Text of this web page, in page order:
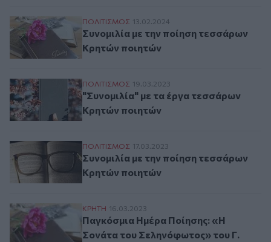
Συνομιλία με την ποίηση τεσσάρων
ΠΟΛΙΤΙΣΜΟΣ 13.02.2024
Συνομιλία με την ποίηση τεσσάρων
Κρητών ποιητών
"Συνομιλία" με τα έργα τεσσάρων Κρητών
ΠΟΛΙΤΙΣΜΟΣ 19.03.2023
"Συνομιλία" με τα έργα τεσσάρων
Κρητών ποιητών
Συνομιλία με την ποίηση τεσσάρων
ΠΟΛΙΤΙΣΜΟΣ 17.03.2023
Συνομιλία με την ποίηση τεσσάρων
Κρητών ποιητών
Παγκόσμια Ημέρα Ποίησης: «Η Σονάτα
ΚΡΗΤΗ 16.03.2023
Παγκόσμια Ημέρα Ποίησης: «Η
Σονάτα του Σεληνόφωτος» του Γ.